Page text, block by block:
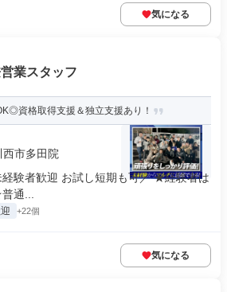
気になる
業スタッフ
資格取得支援＆独立支援あり！
市多田院
験者歓迎 お試し短期も可／ ★経験者は
通...
+22個
気になる